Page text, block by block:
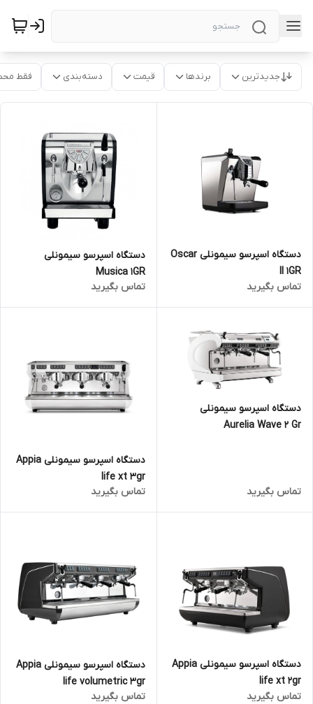
جدیدترین برندها قیمت دسته‌بندی فقط
دستگاه اسپرسو سیمونلی Oscar
II 1GR
تماس بگیرید
دستگاه اسپرسو سیمونلی
Musica 1GR
تماس بگیرید
دستگاه اسپرسو سیمونلی
Aurelia Wave 2 Gr
تماس بگیرید
دستگاه اسپرسو سیمونلی Appia
life xt 3gr
تماس بگیرید
دستگاه اسپرسو سیمونلی Appia
life xt 2gr
تماس بگیرید
دستگاه اسپرسو سیمونلی Appia
life volumetric 3gr
تماس بگیرید